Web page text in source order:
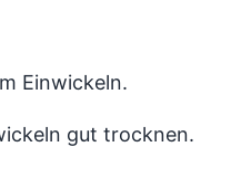
Einwickeln.
gut trocknen.